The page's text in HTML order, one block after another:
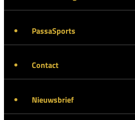
PassaSports
Contact
Nieuwsbrief